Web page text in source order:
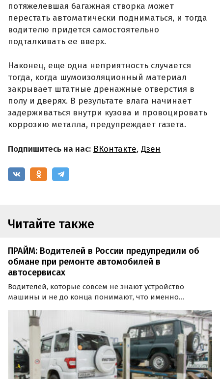
потяжелевшая багажная створка может
перестать автоматически подниматься, и тогда
водителю придется самостоятельно
подталкивать ее вверх.
Наконец, еще одна неприятность случается
тогда, когда шумоизоляционный материал
закрывает штатные дренажные отверстия в
полу и дверях. В результате влага начинает
задерживаться внутри кузова и провоцировать
коррозию металла, предупреждает газета.
Подпишитесь на нас: ВКонтакте, Дзен
Читайте также
ПРАЙМ: Водителей в России предупредили об
обмане при ремонте автомобилей в
автосервисах
Водителей, которые совсем не знают устройство
машины и не до конца понимают, что именно
этом рассказал агентству «Прайм» автомобильный
эксперт Егор Васильев.